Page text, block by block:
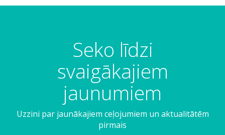
Seko līdzi
svaigākajiem
jaunumiem
Uzzini par jaunākajiem ceļojumiem un aktualitātēm
pirmais